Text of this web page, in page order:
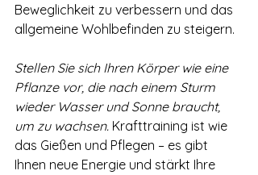
Beweglichkeit zu verbessern und das
allgemeine Wohlbefinden zu steigern.
Stellen Sie sich Ihren Körper wie eine
Pflanze vor, die nach einem Sturm
wieder Wasser und Sonne braucht,
um zu wachsen. Krafttraining ist wie
das Gießen und Pflegen – es gibt
Ihnen neue Energie und stärkt Ihre